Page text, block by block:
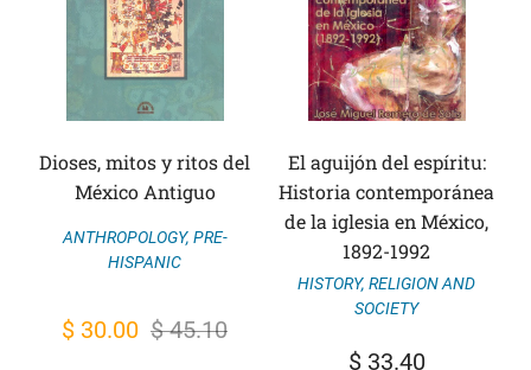
Dioses, mitos y ritos del
México Antiguo
ANTHROPOLOGY, PRE-
HISPANIC
$45.10
Original
$ 30.00 Current
El aguijón del espíritu:
Historia contemporánea
de la iglesia en México,
1892-1992
HISTORY, RELIGION AND
SOCIETY
$33.40